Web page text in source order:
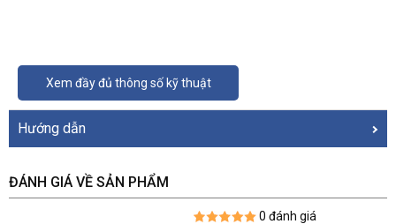
Xem đầy đủ thông số kỹ thuật
Hướng dẫn
ĐÁNH GIÁ VỀ SẢN PHẨM
0 đánh giá